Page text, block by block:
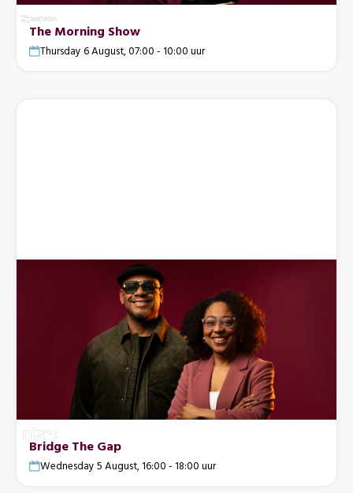
The Morning Show
Thursday 6 August, 07:00 - 10:00 uur
Bridge The Gap
Wednesday 5 August, 16:00 - 18:00 uur